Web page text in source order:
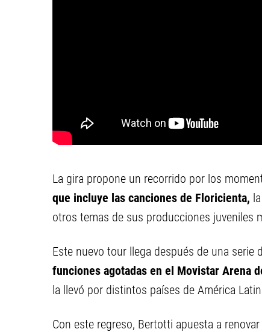
La gira propone un recorrido por los
que incluye las canciones de Floricienta,
otros temas de sus producciones juveniles
Este nuevo tour llega después de una
funciones agotadas en el Movistar Arena
la llevó por distintos países de América
Con este regreso, Bertotti apuesta a